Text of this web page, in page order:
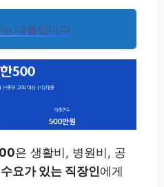
대출입니다
은 생활비, 병원비, 공
요가 있는 직장인에게